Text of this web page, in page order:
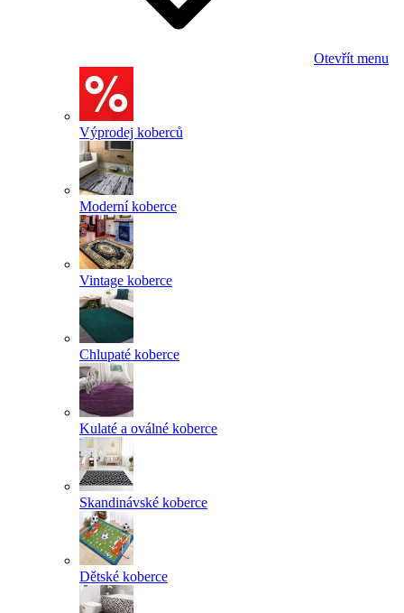
Otevřít menu
Výprodej koberců
Moderní koberce
Vintage koberce
Chlupaté koberce
Kulaté a oválné koberce
Skandinávské koberce
Dětské koberce